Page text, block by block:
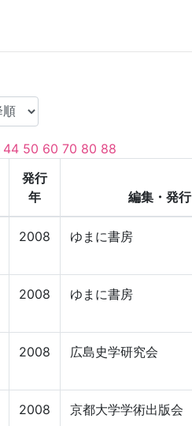
44 50 60 70 80 88
発行
年
編集・発行
2008 ゆまに書房
2008 ゆまに書房
2008 広島史学研究会
2008 京都大学学術出版会